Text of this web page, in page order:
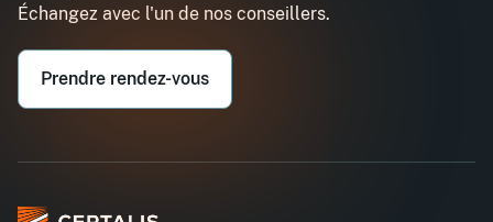
Téléphone professionnel*
Échangez avec l'un de nos conseillers.
Prendre rendez-vous